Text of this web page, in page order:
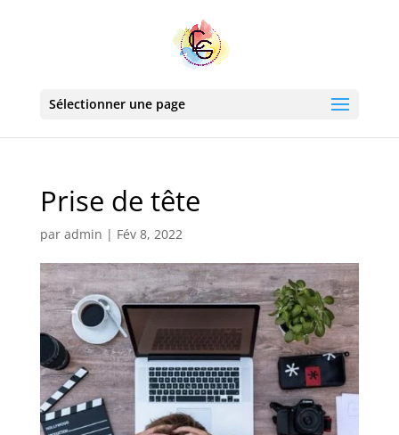
Sélectionner une page
Prise de tête
par admin | Fév 8, 2022